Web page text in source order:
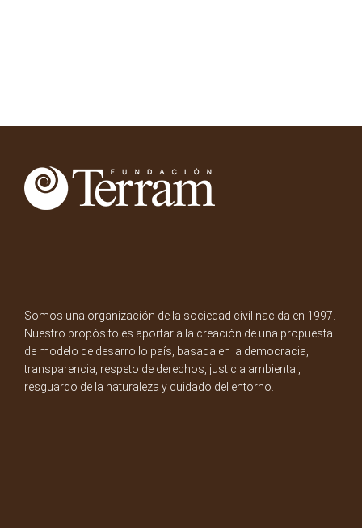
Somos una organización de la sociedad civil nacida en 1997.
Nuestro propósito es aportar a la creación de una propuesta
de modelo de desarrollo país, basada en la democracia,
transparencia, respeto de derechos, justicia ambiental,
resguardo de la naturaleza y cuidado del entorno.